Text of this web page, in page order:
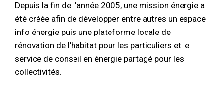
Depuis la fin de l’année 2005, une mission énergie a
été créée afin de développer entre autres un espace
info énergie puis une plateforme locale de
rénovation de l’habitat pour les particuliers et le
service de conseil en énergie partagé pour les
collectivités.